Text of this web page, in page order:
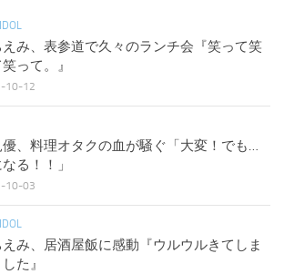
み、表参道で久々のランチ会『笑って笑
って。』
10-12
、料理オタクの血が騒ぐ「大変！でも…
る！！」
10-03
み、居酒屋飯に感動『ウルウルきてしま
た』